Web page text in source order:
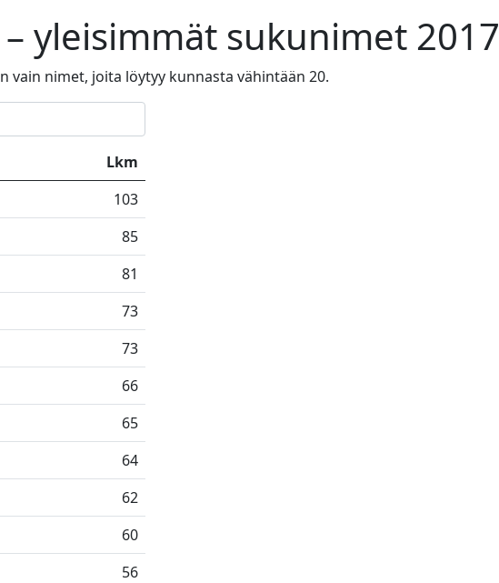
yleisimmät sukunimet 2017
vain nimet, joita löytyy kunnasta vähintään 20.
Lkm
103
85
81
73
73
66
65
64
62
60
56